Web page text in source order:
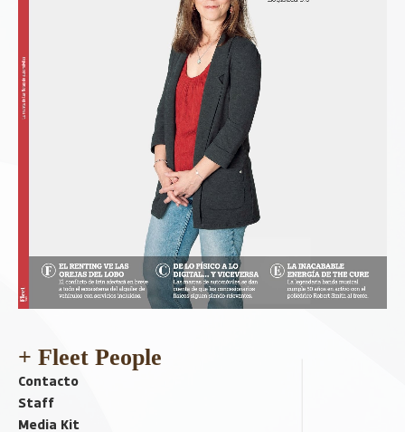
+ Fleet People
Contacto
Staff
Media Kit